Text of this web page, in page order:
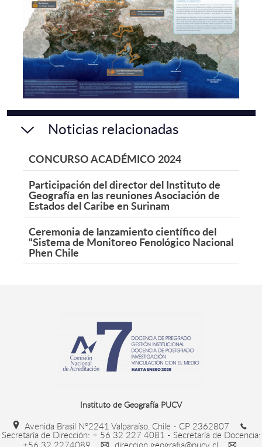
Noticias relacionadas
CONCURSO ACADÉMICO 2024
Participación del director del Instituto de
Geografía en las reuniones Asociación de
Estados del Caribe en Surinam
Ceremonia de lanzamiento científico del
“Sistema de Monitoreo Fenológico Nacional
Phen Chile
Instituto de Geografía PUCV
Avenida Brasil N°2241 Valparaíso, Chile - CP 2362807
Secretaría de Dirección: + 56 32 227 4081 - Secretaría de Docencia:
+56 32 2274089
direccion.geografia@pucv.cl